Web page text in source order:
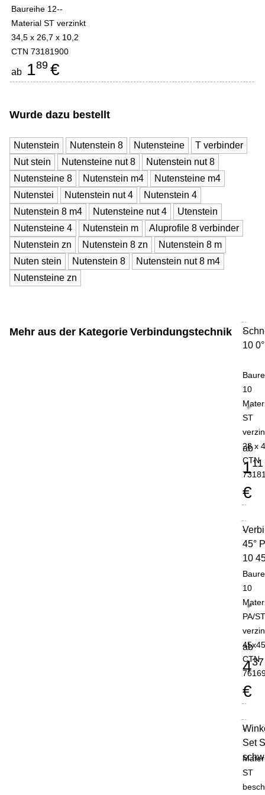
Baureihe 12--
Material ST verzinkt
34,5 x 26,7 x 10,2
CTN 73181900
ab 189 €
Wurde dazu bestellt
Nutenstein Nutenstein 8 Nutensteine
T verbinder
Nut stein
Nutensteine nut 8
Nutenstein nut 8
Nutensteine 8
Nutenstein m4
Nutensteine m4
Nutenstei
Nutenstein nut 4
Nutenstein 4
Nutenstein 8 m4
Nutensteine nut 4
Utenstein
Nutensteine 4
Nutenstein m
Aluprofile 8 verbinder
Nutenstein zn
Nutenstein 8 zn
Nutenstein 8 m
Nuten stein
Nutenstein 8
Nutenstein nut 8 m4
Nutensteine zn
Mehr aus der Kategorie Verbindungstechnik
10 0°
-
10
ST
28 x
CTN
ab
111
€
45°
10
-
10
PA/
CTN
ab
437
€
Set
-
ST